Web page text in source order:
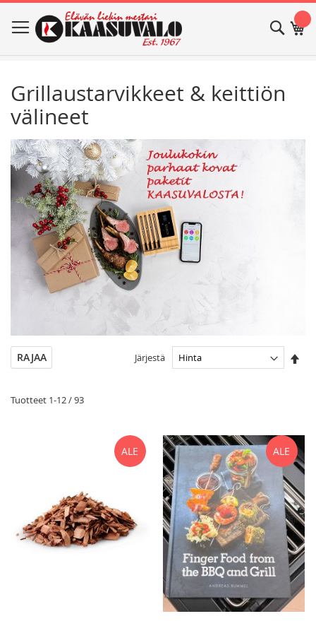
to
Content
Haku
Grillaustarvikkeet & keittiön
välineet
Tuotteet 1-12/93
Järjestä
ALE ALE
RAJAA